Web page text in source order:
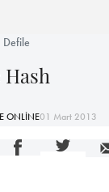
Defile
ONLİNE01 Mart 2013